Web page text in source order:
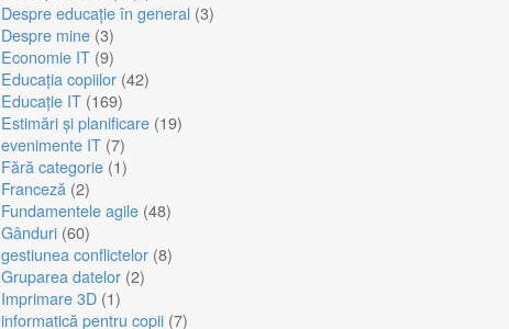
Despre educație în general (3)
Despre mine (3)
Economie IT (9)
Educația copiilor (42)
Educație IT (169)
Estimări și planificare (19)
evenimente IT (7)
Fără categorie (1)
Franceză (2)
Fundamentele agile (48)
Gânduri (60)
gestiunea conflictelor (8)
Gruparea datelor (2)
Imprimare 3D (1)
informatică pentru copii (7)